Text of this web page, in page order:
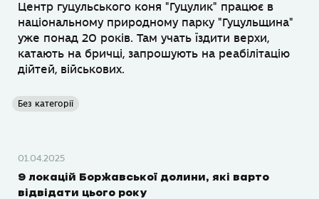
Центр гуцульського коня "Гуцулик" працює в
національному природному парку "Гуцульщина"
уже понад 20 років. Там учать їздити верхи,
катають на бричці, запрошують на реабілітацію
дійтей, військових.
Без категорії
01.04.2025
9 локацій Боржавської долини, які варто
відвідати цього року